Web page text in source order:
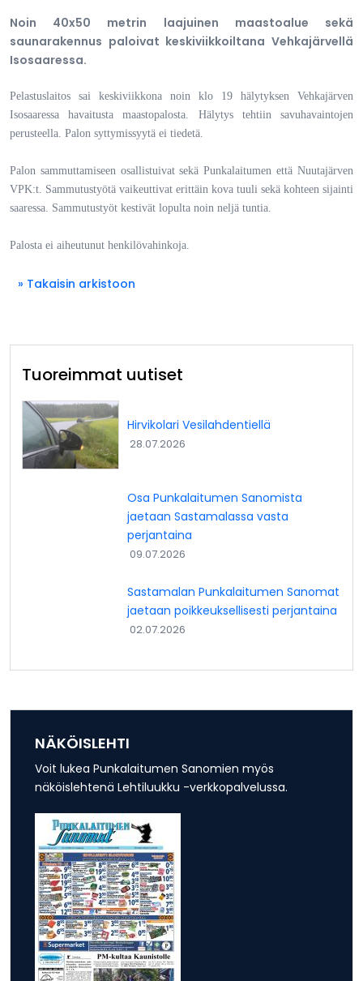
Noin 40x50 metrin laajuinen maastoalue sekä
saunarakennus paloivat keskiviikkoiltana Vehkajärvellä
Isosaaressa.
Pelastuslaitos sai keskiviikkona noin klo 19 hälytyksen Vehkajärven
Isosaaressa havaitusta maastopalosta. Hälytys tehtiin savuhavaintojen
perusteella. Palon syttymissyytä ei tiedetä.
Palon sammuttamiseen osallistuivat sekä Punkalaitumen että Nuutajärven
VPK:t. Sammutustyötä vaikeuttivat erittäin kova tuuli sekä kohteen sijainti
saaressa. Sammutustyöt kestivät lopulta noin neljä tuntia.
Palosta ei aiheutunut henkilövahinkoja.
» Takaisin arkistoon
Tuoreimmat uutiset
Hirvikolari Vesilahdentiellä
28.07.2026
Osa Punkalaitumen Sanomista
jaetaan Sastamalassa vasta
perjantaina
09.07.2026
Sastamalan Punkalaitumen Sanomat
jaetaan poikkeuksellisesti perjantaina
02.07.2026
NÄKÖISLEHTI
Voit lukea Punkalaitumen Sanomien myös
näköislehtenä Lehtiluukku -verkkopalvelussa.